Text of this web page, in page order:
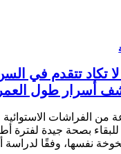
تكاد تتقدم في
أسرار طول العمر
من الفراشات
بصحة جيدة لفترة
نفسها، وفقًا لدراسة